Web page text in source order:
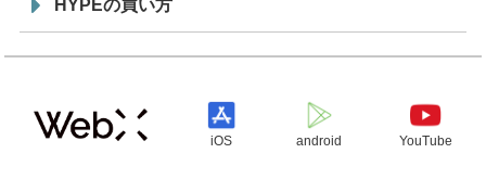
HYPEの買い方
iOS android YouTube